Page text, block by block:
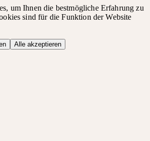
um Ihnen die bestmögliche Erfahrung zu
sind für die Funktion der Website
Alle akzeptieren